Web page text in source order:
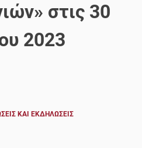
στις 30
2023
ΚΑΙ ΕΚΔΗΛΏΣΕΙΣ